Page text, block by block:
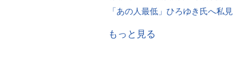
「あの人最低」ひろゆき氏へ私見
もっと見る